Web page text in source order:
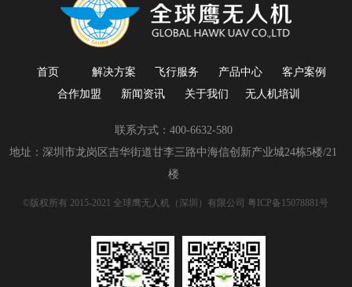
首页 解决方案 飞行服务 产品中心
客户案例
合作加盟
新闻资讯 关于我们 无人机培训
联系方式：400-6632-580
地址：深圳市龙岗区吉华街道甘李三路中海信创新产业城24栋5楼/21
楼
©版权所有 2015-2021 全球鹰无人机（深圳）有限公司粤ICP备15078881号